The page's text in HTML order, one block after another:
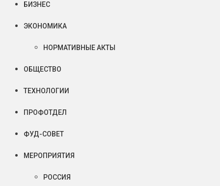
БИЗНЕС
ЭКОНОМИКА
НОРМАТИВНЫЕ АКТЫ
ОБЩЕСТВО
ТЕХНОЛОГИИ
ПРОФОТДЕЛ
ФУД-СОВЕТ
МЕРОПРИЯТИЯ
РОССИЯ